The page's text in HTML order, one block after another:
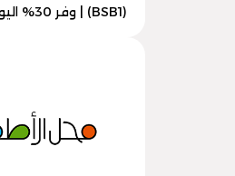
(BSB1) | وفر 30% اليوم